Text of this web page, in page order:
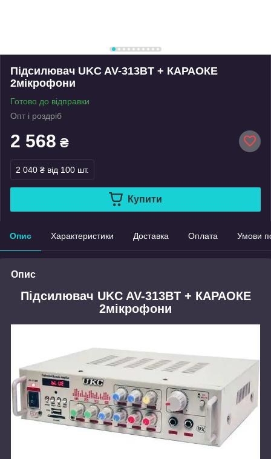
Підсилювач UKC AV-313BT + КАРАОКЕ
2мікрофони
Готово до відправки
Опт і роздріб
2 568 ₴
2 040 ₴ від 100 шт.
Купити
Опис Характеристики Доставка Оплата Умови
Опис
Підсилювач UKC AV-313BT + КАРАОКЕ
2мікрофони